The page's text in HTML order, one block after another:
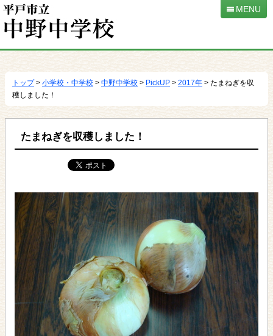
動
MENU
トップ> 小学校・中学校 > 中野中学校 > PickUP > 2017年 > たまねぎを収
穫しました！
たまねぎを収穫しました！